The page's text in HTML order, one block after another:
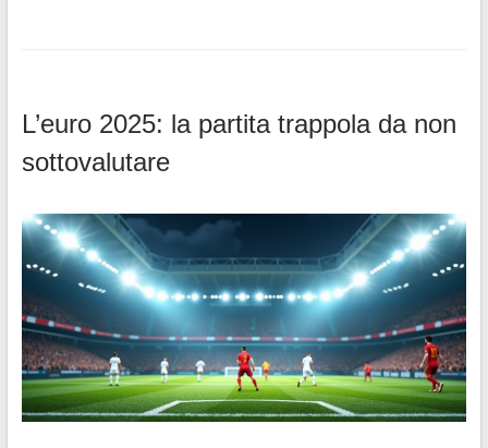
L’euro 2025: la partita trappola da non
sottovalutare